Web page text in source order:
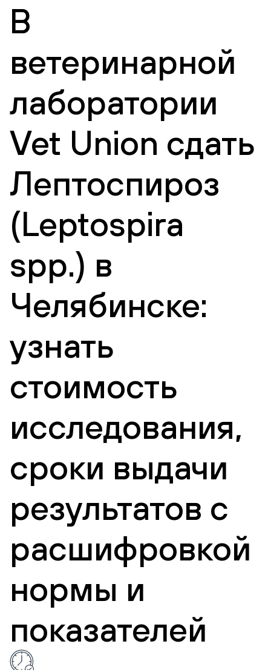
В
ветеринарной
лаборатории
Vet Union сдать
Лептоспироз
(Leptospira
spp.) в
Челябинске:
узнать
стоимость
исследования,
сроки выдачи
результатов с
расшифровкой
нормы и
показателей